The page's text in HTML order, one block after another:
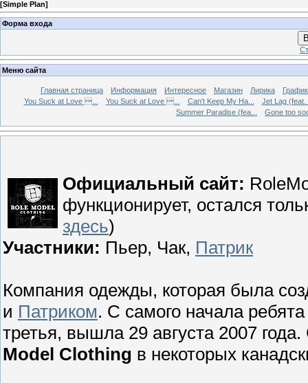
[Simple Plan]
Форма входа
Меню сайта
Главная страница Информация Интересное Магазин Лирика
You Suck at Love ...
You Suck at Love ... Can't Keep My Ha...
Jet Lag (feat.
Summer Paradise (fea...
Gone too
Официальный сайт:
функционирует, остался
здесь)
Участники: Пьер, Чак, Патрик
Компания одежды, которая была
и Патриком. С самого начала
третья, вышла 29 августа 2007
Model Clothing в некоторых